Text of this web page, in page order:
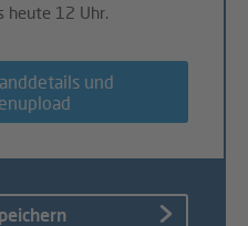
heute 12 Uhr.
und